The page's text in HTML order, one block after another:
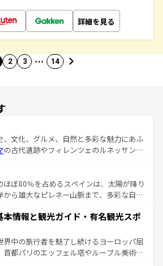
詳細を見る
2 3 … 14
、文化、グルメ、自然と多彩な魅力にあふ
の古代遺跡やフィレンツェのルネッサンス
ナの美しい田園風景やアマルフィ海岸の絶
観も見逃せない。観光の合間には、本場の
ど、絶品のイタリア料理を堪能することも
タリアで、忘れられない旅をしてみよう！
リア情報は
ほぼ80％を占めるスペインは、太陽が降り
から雄大なピレネー山脈まで、多彩な自然
の国では、情熱的なフラメンコ、熱気あふ
て美味しいタパスが生活の一部となってい
ードの洗練された雰囲気や、バルセロナの
街角から、地方では古代ローマ遺跡や中世
本情報と観光ガイド・有名観光スポ
界中の旅行者を魅了し続けるヨーロッパ屈
首都パリのエッフェル塔やルーブル美術館